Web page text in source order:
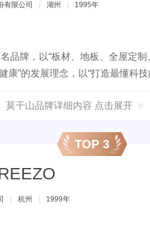
有限公司 湖州 1995年
品牌，以“板材、地板、全屋定
康”的发展理念，以“打造最懂科
莫干山品牌详细内容 点击展开
TOP 3
杭州 1999年